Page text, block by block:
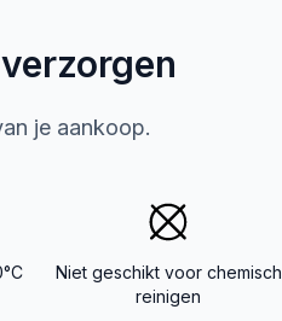
je aankoop.
Niet geschikt voor chemisch
reinigen